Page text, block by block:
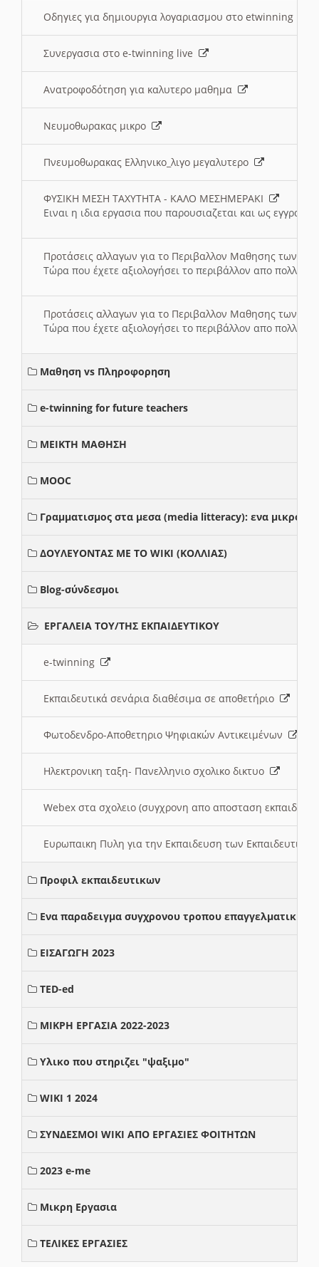
Οδηγιες για δημιουργια λογαριασμου στο etwinning
Συνεργασια στο e-twinning live
Ανατροφοδότηση για καλυτερο μαθημα
Νευμοθωρακας μικρο
Πνευμοθωρακας Ελληνικο_λιγο μεγαλυτερο
ΦΥΣΙΚΗ ΜΕΣΗ ΤΑΧΥΤΗΤΑ - ΚΑΛΟ ΜΕΣΗΜΕΡΑΚΙ
Ειναι η ιδια εργασια που παρουσιαζεται και ως
Προτάσεις αλλαγων για το Περιβαλλον Μαθησης των
Τώρα που έχετε αξιολογήσει το περιβάλλον απο πολλές
Προτάσεις αλλαγων για το Περιβαλλον Μαθησης των
Τώρα που έχετε αξιολογήσει το περιβάλλον απο πολλές
Μαθηση vs Πληροφορηση
e-twinning for future teachers
ΜΕΙΚΤΗ ΜΑΘΗΣΗ
MOOC
Γραμματισμος στα μεσα (media litteracy): ενα μικρο
ΔΟΥΛΕΥΟΝΤΑΣ ΜΕ ΤΟ WIKI (ΚΟΛΛΙΑΣ)
Blog-σύνδεσμοι
ΕΡΓΑΛΕΙΑ ΤΟΥ/ΤΗΣ ΕΚΠΑΙΔΕΥΤΙΚΟΥ
e-twinning
Εκπαιδευτικά σενάρια διαθέσιμα σε αποθετήριο
Φωτοδενδρο-Αποθετηριο Ψηφιακών Αντικειμένων
Ηλεκτρονικη ταξη- Πανελληνιο σχολικο δικτυο
Webex στα σχολειο (συγχρονη απο αποσταση
Ευρωπαικη Πυλη για την Εκπαιδευση των
Προφιλ εκπαιδευτικων
Ενα παραδειγμα συγχρονου τροπου επαγγελματικης
ΕΙΣΑΓΩΓΗ 2023
TED-ed
ΜΙΚΡΗ ΕΡΓΑΣΙΑ 2022-2023
Υλικο που στηριζει "ψαξιμο"
WIKI 1 2024
ΣΥΝΔΕΣΜΟΙ WIKI ΑΠΟ ΕΡΓΑΣΙΕΣ ΦΟΙΤΗΤΩΝ
2023 e-me
Μικρη Εργασια
ΤΕΛΙΚΕΣ ΕΡΓΑΣΙΕΣ